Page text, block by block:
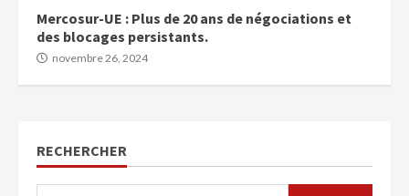
Mercosur-UE : Plus de 20 ans de négociations et
des blocages persistants.
novembre 26, 2024
RECHERCHER